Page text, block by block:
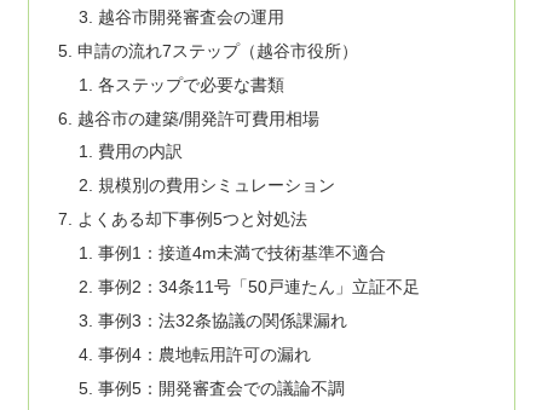
越谷市開発審査会の運用
申請の流れ7ステップ（越谷市役所）
各ステップで必要な書類
越谷市の建築/開発許可費用相場
費用の内訳
規模別の費用シミュレーション
よくある却下事例5つと対処法
事例1：接道4m未満で技術基準不適合
事例2：34条11号「50戸連たん」立証不足
事例3：法32条協議の関係課漏れ
事例4：農地転用許可の漏れ
事例5：開発審査会での議論不調